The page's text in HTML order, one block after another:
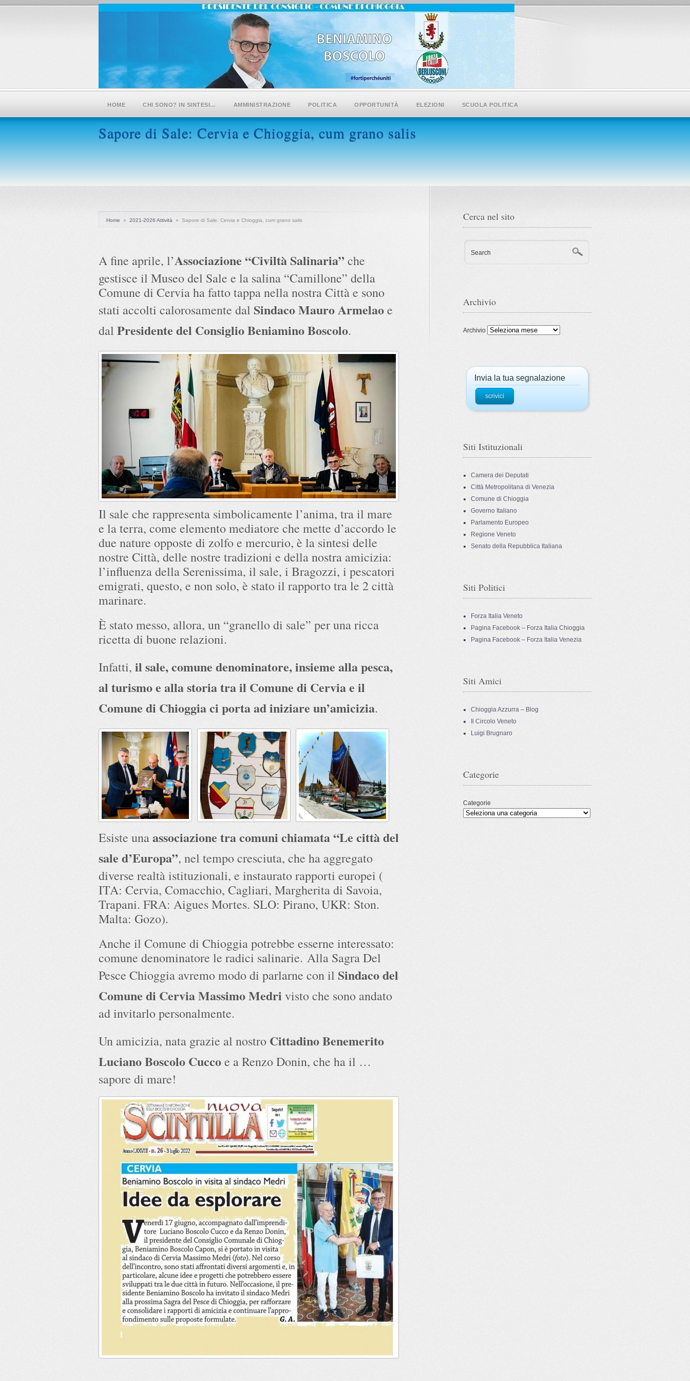
HOME CHI SONO? IN SINTESI… AMMINISTRAZIONE POLITICA OPPORTUNITÀ ELEZIONI SCUOLA POLITICA
Sapore di Sale: Cervia e Chioggia, cum grano salis
Home » 2021-2026 Attività » Sapore di Sale: Cervia e Chioggia, cum grano salis
A fine aprile, l’Associazione “Civiltà Salinaria”che
gestisce il Museo del Sale e la salina “Camillone” della
Comune di Cervia ha fatto tappa nella nostra Città e sono
stati accolti calorosamente dal Sindaco Mauro Armelaoe
dal Presidente del Consiglio Beniamino Boscolo.
Il sale che rappresenta simbolicamente l’anima, tra il mare
e la terra, come elemento mediatore che mette d’accordo le
due nature opposte di zolfo e mercurio, è la sintesi delle
nostre Città, delle nostre tradizioni e della nostra amicizia:
l’influenza della Serenissima, il sale, i Bragozzi, i pescatori
emigrati, questo, e non solo, è stato il rapporto tra le 2 città
marinare.
È stato messo, allora, un “granello di sale” per una ricca
ricetta di buone relazioni.
Infatti, il sale, comune denominatore, insieme alla pesca,
al turismo e alla storia tra il Comune di Cervia e il
Comune di Chioggia ci porta ad iniziare un’amicizia.
Esiste unaassociazione tra comuni chiamata “Le città del
sale d’Europa”, nel tempo cresciuta, che ha aggregato
diverse realtà istituzionali, e instaurato rapporti europei (
ITA: Cervia, Comacchio, Cagliari, Margherita di Savoia,
Trapani. FRA: Aigues Mortes. SLO: Pirano, UKR: Ston.
Malta: Gozo).
Anche il Comune di Chioggia potrebbe esserne interessato:
comune denominatore le radici salinarie. Alla Sagra Del
Pesce Chioggia avremo modo di parlarne con il Sindaco del
Comune di Cervia Massimo Medri visto che sono andato
ad invitarlo personalmente.
Un amicizia, nata grazie al nostro Cittadino Benemerito
Luciano Boscolo Cuccoe a Renzo Donin, che ha il …
sapore di mare!
Cerca nel sito
Search
Archivio
Archivio
Invia la tua segnalazione
scrivici
Siti Istituzionali
Camera dei Deputati
Città Metropolitana di Venezia
Comune di Chioggia
Governo Italiano
Parlamento Europeo
Regione Veneto
Senato della Repubblica Italiana
Siti Politici
Forza Italia Veneto
Pagina Facebook – Forza Italia Chioggia
Pagina Facebook – Forza Italia Venezia
Siti Amici
Chioggia Azzurra – Blog
Il Circolo Veneto
Luigi Brugnaro
Categorie
Categorie